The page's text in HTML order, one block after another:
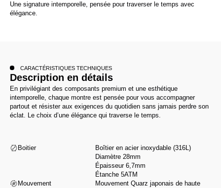
Une signature intemporelle, pensée pour traverser le temps avec
élégance.
CARACTÉRISTIQUES TECHNIQUES
Description en détails
En privilégiant des composants premium et une esthétique
intemporelle, chaque montre est pensée pour vous accompagner
partout et résister aux exigences du quotidien sans jamais perdre son
éclat. Le choix d’une élégance qui traverse le temps.
Boitier
Boîtier en acier inoxydable (316L)
Diamètre 28mm
Épaisseur 6,7mm
Étanche 5ATM
Mouvement
Mouvement Quarz japonais de haute